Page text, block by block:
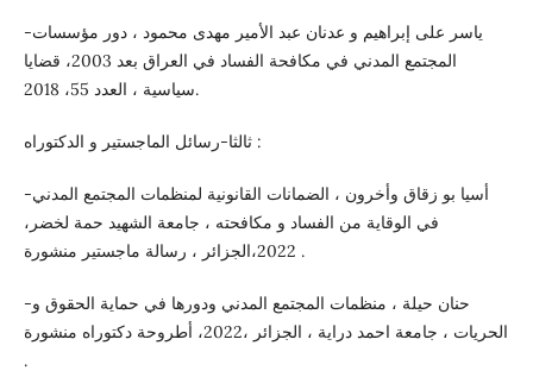
-ياسر على إبراهيم و عدنان عبد الأمير مهدى محمود ، دور مؤسسات
المجتمع المدني في مكافحة الفساد في العراق بعد 2003، قضايا
سياسية ، العدد 55، 2018.
ثالثا-رسائل الماجستير و الدكتوراه :
-أسيا بو زقاق وأخرون ، الضمانات القانونية لمنظمات المجتمع المدني
في الوقاية من الفساد و مكافحته ، جامعة الشهيد حمة لخضر،
2022،الجزائر ، رسالة ماجستير منشورة .
-حنان حيلة ، منظمات المجتمع المدني ودورها في حماية الحقوق و
الحريات ، جامعة احمد دراية ، الجزائر ،2022، أطروحة دكتوراه منشورة
.